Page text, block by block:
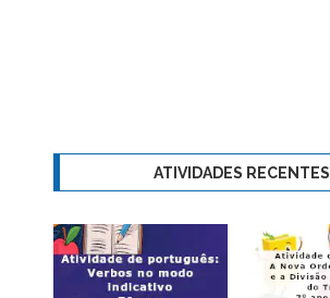
ATIVIDADES RECENTES